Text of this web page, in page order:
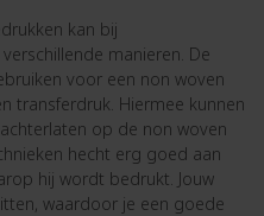
kan bij
manieren. De
voor een non woven
transferdruk. Hiermee kunnen
op de non woven
hecht erg goed aan
hij wordt bedrukt. Jouw
waardoor je een goede